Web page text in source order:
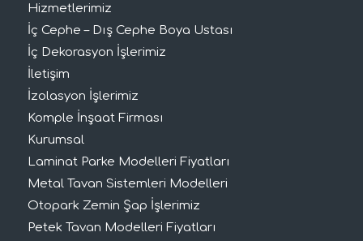
Hizmetlerimiz
İç Cephe – Dış Cephe Boya Ustası
İç Dekorasyon İşlerimiz
İletişim
İzolasyon İşlerimiz
Komple İnşaat Firması
Kurumsal
Laminat Parke Modelleri Fiyatları
Metal Tavan Sistemleri Modelleri
Otopark Zemin Şap İşlerimiz
Petek Tavan Modelleri Fiyatları